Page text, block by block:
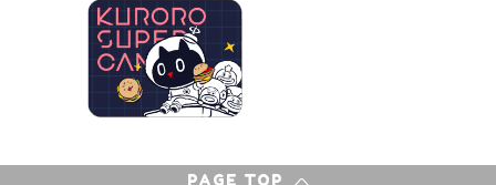
PAGE TOP